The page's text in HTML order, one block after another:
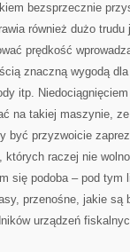
bezsprzecznie
również dużo
prędkość
znaczną wygodą dla
itp.
na takiej maszynie,
być przyzwoicie
raczej nie
się podoba – pod tym
przenośne, jakie są
urządzeń